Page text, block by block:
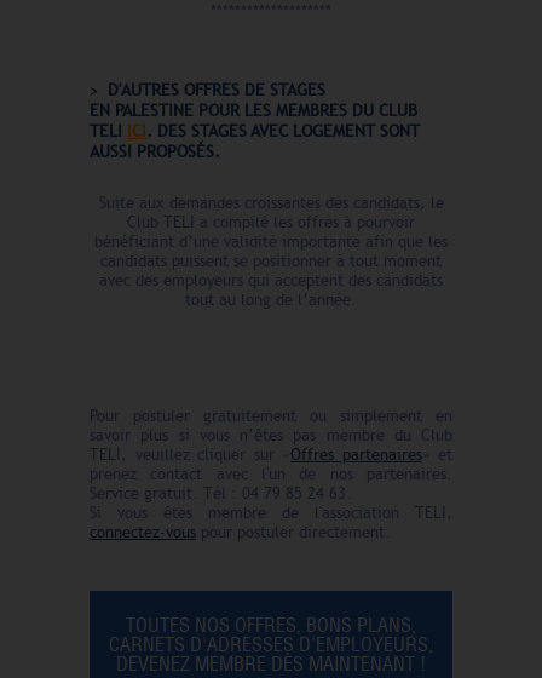
D'AUTRES OFFRES DE STAGES
EN PALESTINE POUR LES MEMBRES DU CLUB
TELI
ICI . DES STAGES AVEC LOGEMENT SONT
AUSSI PROPOSÉS.
Suite aux demandes croissantes des candidats, le
Club TELI a compilé les offres à pourvoir
bénéficiant d’une validité importante afin que les
candidats puissent se positionner à tout moment
avec des employeurs qui acceptent des candidats
tout au long de l’année.
Pour postuler gratuitement ou simplement en
savoir plus si vous n’êtes pas membre du Club
TELI, veuillez cliquer sur « Offres partenaires» et
prenez contact avec l'un de nos partenaires.
Service gratuit. Tél : 04 79 85 24 63.
Si vous êtes membre de l'association TELI,
connectez-vous pour postuler directement.
TOUTES NOS OFFRES, BONS PLANS,
CARNETS D'ADRESSES D'EMPLOYEURS,
DEVENEZ MEMBRE DÈS MAINTENANT !